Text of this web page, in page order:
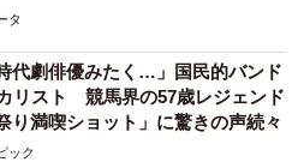
行口座の引き落とし。解約
のことですが…。
み慣れた地域で助け合いなが
タ
代劇俳優みたく…」国民的バンド
リスト 競馬界の57歳レジェンド
り満喫ショット」に驚きの声続々
ック